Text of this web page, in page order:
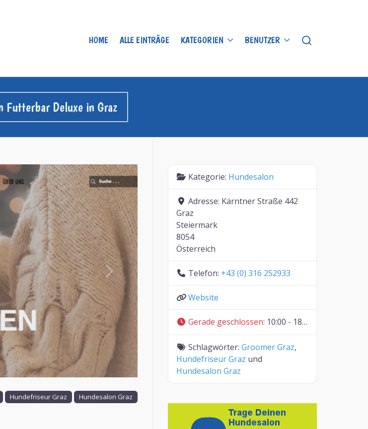
HOME ALLE EINTRÄGE KATEGORIEN BENUTZER
Futterbar Deluxe in Graz
Nächstes
Hundefriseur Graz Hundesalon Graz
Kategorie: Hundesalon
Adresse: Kärntner Straße 442
Graz
Steiermark
8054
Österreich
Telefon: +43 (0) 316 252933
Website
Gerade geschlossen: 10:00 - 18:30
Schlagwörter:Groomer Graz,
Hundefriseur Graz und
Hundesalon Graz